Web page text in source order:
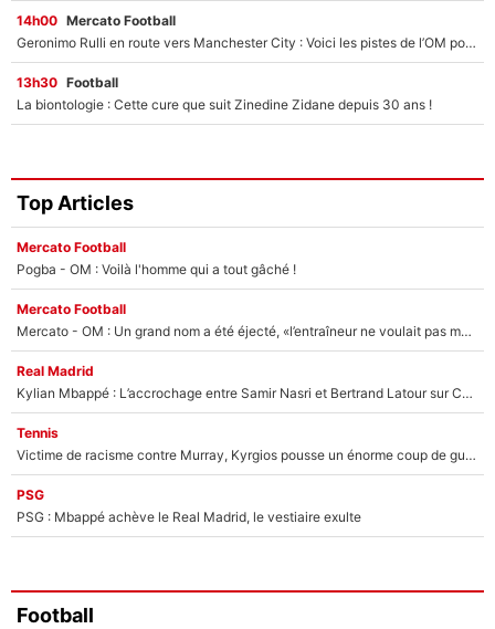
14h00 Mercato Football
Geronimo Rulli en route vers Manchester City : Voici les pistes de l’OM pour son nouveau gardien numéro 1 !
13h30 Football
La biontologie : Cette cure que suit Zinedine Zidane depuis 30 ans !
Top Articles
Mercato Football
Pogba - OM : Voilà l'homme qui a tout gâché !
Mercato Football
Mercato - OM : Un grand nom a été éjecté, «l’entraîneur ne voulait pas me conserver»
Real Madrid
Kylian Mbappé : L’accrochage entre Samir Nasri et Bertrand Latour sur Canal+
Tennis
Victime de racisme contre Murray, Kyrgios pousse un énorme coup de gueule !
PSG
PSG : Mbappé achève le Real Madrid, le vestiaire exulte
Football